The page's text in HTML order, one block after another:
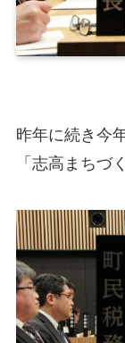
昨年に続き今
「志高まちづ